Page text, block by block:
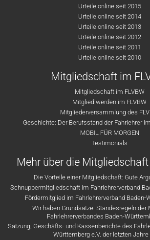
Urteile online seit 2015
Urteile online seit 2014
Urteile online seit 2013
Urteile online seit 2012
Urteile online seit 2011
Urteile online seit 2010
Mitgliedschaft im
Mitgliedschaft im FLVBW
Mitglied werden im FLVBW
Mitgliederversammlung des
Geschichte: Der Berufsstand der Fahrlehrer
MOBIL FÜR MORGEN
Testimonials
Mehr über die Mitgliedschaft
Die Vorteile einer Mitgliedschaft: Gute
Schnuppermitgliedschaft im Fahrlehrerverband
Fördermitglied im Fahrlehrerverband Baden-
Wir haben Grundsätze: Standesregeln der
Fahrlehrerverbandes Baden-
Satzung, Geschäfts- und Kassenberichte des
Württemberg e.V. der letzten Jahre